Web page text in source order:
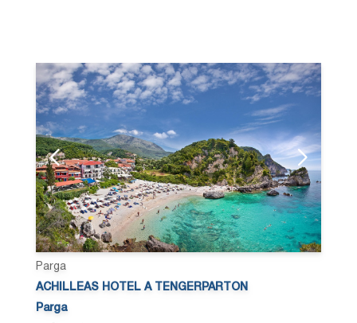
Parga
ACHILLEAS HOTEL A TENGERPARTON
Parga